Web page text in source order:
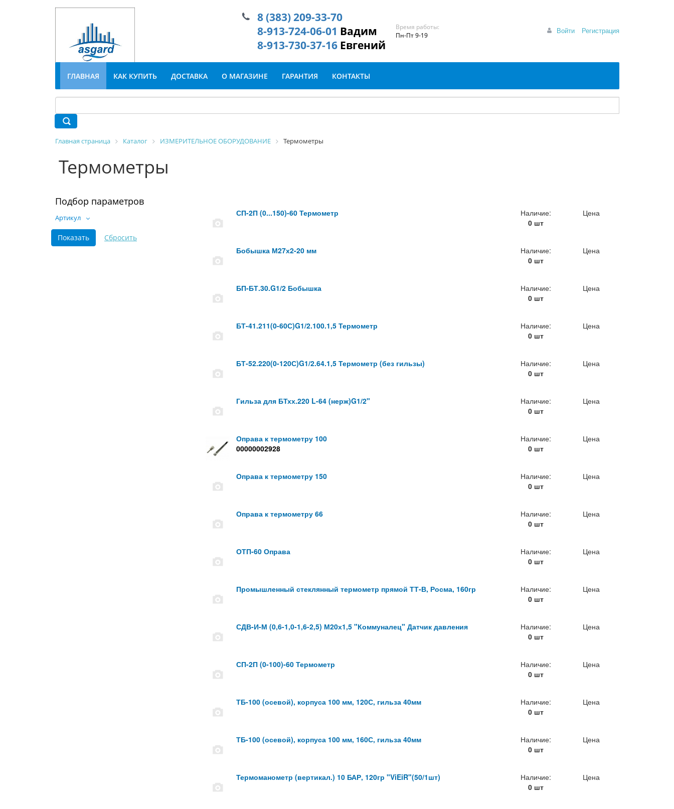
Войти Регистрация
8 (383) 209-33-70
8-913-724-06-01 Вадим
8-913-730-37-16 Евгений
Время работы:
Пн-Пт 9-19
ГЛАВНАЯ КАК КУПИТЬ ДОСТАВКА О МАГАЗИНЕ ГАРАНТИЯ КОНТАКТЫ
Главная страница Каталог ИЗМЕРИТЕЛЬНОЕ ОБОРУДОВАНИЕ Термометры
Термометры
Подбор параметров
Артикул СП-2П (0...150)-60 Термометр
Наличие:
0 шт
Цена
Бобышка М27х2-20 мм
Наличие:
0 шт
Цена
БП-БТ.30.G1/2 Бобышка
Наличие:
0 шт
Цена
БТ-41.211(0-60С)G1/2.100.1,5 Термометр
Наличие:
0 шт
Цена
БТ-52.220(0-120С)G1/2.64.1,5 Термометр (без гильзы)
Наличие:
0 шт
Цена
Гильза для БТхх.220 L-64 (нерж)G1/2"
Наличие:
0 шт
Цена
Оправа к термометру 100
00000002928
Наличие:
0 шт
Цена
Оправа к термометру 150
Наличие:
0 шт
Цена
Оправа к термометру 66
Наличие:
0 шт
Цена
ОТП-60 Оправа
Наличие:
0 шт
Цена
Промышленный стеклянный термометр прямой ТТ-В, Росма, 160гр
Наличие:
0 шт
Цена
СДВ-И-М (0,6-1,0-1,6-2,5) М20х1,5 "Коммуналец" Датчик давления
Наличие:
0 шт
Цена
СП-2П (0-100)-60 Термометр
Наличие:
0 шт
Цена
ТБ-100 (осевой), корпуса 100 мм, 120С, гильза 40мм
Наличие:
0 шт
Цена
ТБ-100 (осевой), корпуса 100 мм, 160С, гильза 40мм
Наличие:
0 шт
Цена
Термоманометр (вертикал.) 10 БАР, 120гр "ViEiR"(50/1шт)
Наличие:
0 шт
Цена